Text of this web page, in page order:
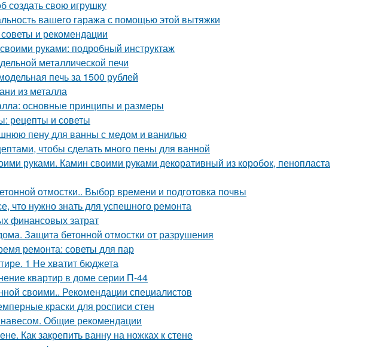
создать свою игрушку
вашего гаража с помощью этой вытяжки
и рекомендации
руками: подробный инструктаж
металлической печи
печь за 1500 рублей
из металла
основные принципы и размеры
рецепты и советы
пену для ванны с медом и ванилью
чтобы сделать много пены для ванной
руками. Камин своими руками декоративный из коробок, пенопласта
отмостки.. Выбор времени и подготовка почвы
что нужно знать для успешного ремонта
финансовых затрат
Защита бетонной отмостки от разрушения
ремонта: советы для пар
1 Не хватит бюджета
квартир в доме серии П-44
своими.. Рекомендации специалистов
краски для росписи стен
Общие рекомендации
Как закрепить ванну на ножках к стене